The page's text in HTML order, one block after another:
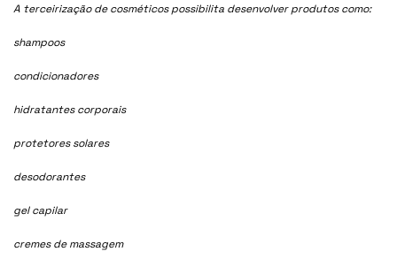
A terceirização de cosméticos possibilita desenvolver produtos como:
shampoos
condicionadores
hidratantes corporais
protetores solares
desodorantes
gel capilar
cremes de massagem